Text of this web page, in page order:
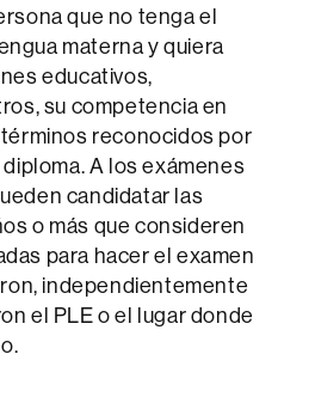
que no tenga el
materna y quiera
educativos,
su competencia en
reconocidos por
A los exámenes
candidatar las
o más que consideren
para hacer el examen
independientemente
el PLE o el lugar donde